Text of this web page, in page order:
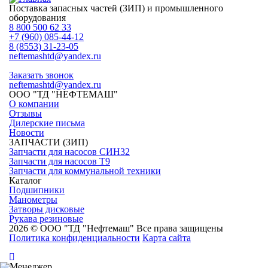
Поставка запасных частей (ЗИП) и промышленного
оборудования
8 800 500 62 33
+7 (960) 085-44-12
8 (8553) 31-23-05
neftemashtd@yandex.ru
Заказать звонок
neftemashtd@yandex.ru
ООО "ТД "НЕФТЕМАШ"
О компании
Отзывы
Дилерские письма
Новости
ЗАПЧАСТИ (ЗИП)
Запчасти для насосов СИН32
Запчасти для насосов Т9
Запчасти для коммунальной техники
Каталог
Подшипники
Манометры
Затворы дисковые
Рукава резиновые
2026 © ООО "ТД "Нефтемаш" Все права защищены
Политика конфиденциальности Карта сайта